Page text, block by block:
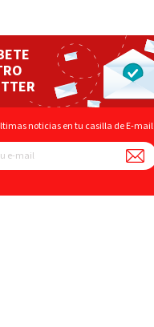
noticias en tu casilla de E-mail